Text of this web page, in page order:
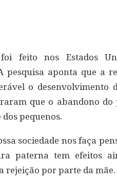
foi feito nos Estados
pesquisa aponta que a
o desenvolvimento
que o abandono
pequenos.
sociedade nos faça
paterna tem efeitos
rejeição por parte da mãe.